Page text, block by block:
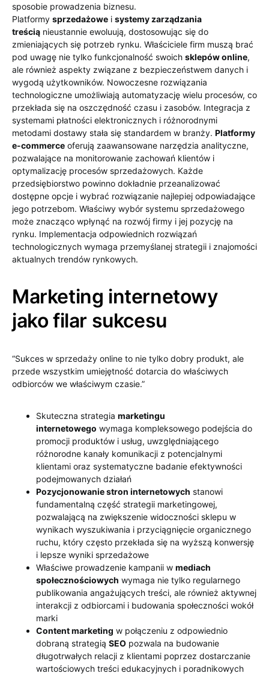
sposobie prowadzenia biznesu.
Platformy sprzedażowe i systemy zarządzania
treścią nieustannie ewoluują, dostosowując się do
zmieniających się potrzeb rynku. Właściciele firm muszą brać
pod uwagę nie tylko funkcjonalność swoich sklepów online,
ale również aspekty związane z bezpieczeństwem danych i
wygodą użytkowników. Nowoczesne rozwiązania
technologiczne umożliwiają automatyzację wielu procesów, co
przekłada się na oszczędność czasu i zasobów. Integracja z
systemami płatności elektronicznych i różnorodnymi
metodami dostawy stała się standardem w branży. Platformy
e-commerce oferują zaawansowane narzędzia analityczne,
pozwalające na monitorowanie zachowań klientów i
optymalizację procesów sprzedażowych. Każde
przedsiębiorstwo powinno dokładnie przeanalizować
dostępne opcje i wybrać rozwiązanie najlepiej odpowiadające
jego potrzebom. Właściwy wybór systemu sprzedażowego
może znacząco wpłynąć na rozwój firmy i jej pozycję na
rynku. Implementacja odpowiednich rozwiązań
technologicznych wymaga przemyślanej strategii i znajomości
aktualnych trendów rynkowych.
Marketing internetowy
jako filar sukcesu
“Sukces w sprzedaży online to nie tylko dobry produkt, ale
przede wszystkim umiejętność dotarcia do właściwych
odbiorców we właściwym czasie.”
Skuteczna strategia marketingu
internetowego wymaga kompleksowego podejścia do
promocji produktów i usług, uwzględniającego
różnorodne kanały komunikacji z potencjalnymi
klientami oraz systematyczne badanie efektywności
podejmowanych działań
Pozycjonowanie stron internetowych stanowi
fundamentalną część strategii marketingowej,
pozwalającą na zwiększenie widoczności sklepu w
wynikach wyszukiwania i przyciągnięcie organicznego
ruchu, który często przekłada się na wyższą konwersję
i lepsze wyniki sprzedażowe
Właściwe prowadzenie kampanii w mediach
społecznościowych wymaga nie tylko regularnego
publikowania angażujących treści, ale również aktywnej
interakcji z odbiorcami i budowania społeczności wokół
marki
Content marketing w połączeniu z odpowiednio
dobraną strategią SEO pozwala na budowanie
długotrwałych relacji z klientami poprzez dostarczanie
wartościowych treści edukacyjnych i poradnikowych